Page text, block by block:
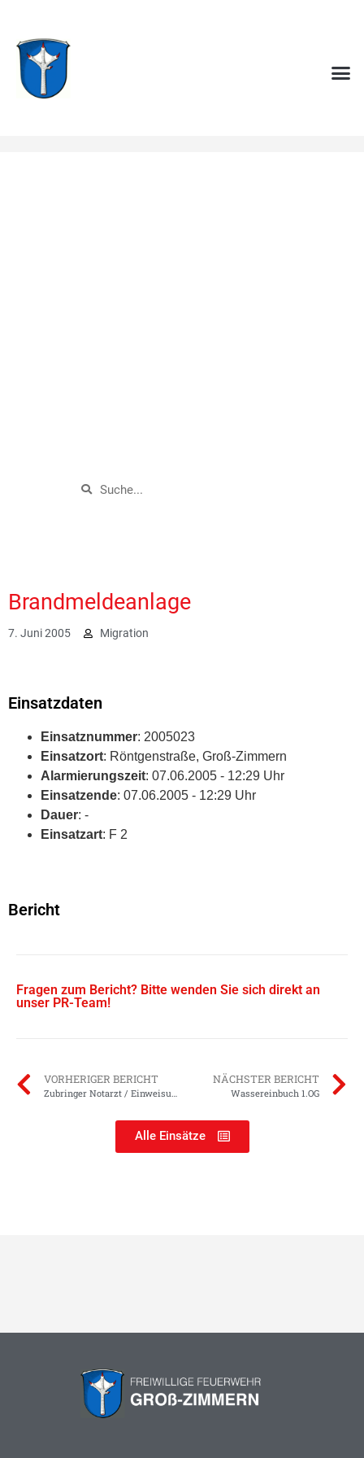
Brandmeldeanlage
7. Juni 2005 Migration
Einsatzdaten
Einsatznummer: 2005023
Einsatzort: Röntgenstraße, Groß-Zimmern
Alarmierungszeit: 07.06.2005 - 12:29 Uhr
Einsatzende: 07.06.2005 - 12:29 Uhr
Dauer: -
Einsatzart: F 2
Bericht
Fragen zum Bericht? Bitte wenden Sie sich direkt an
unser PR-Team!
VORHERIGER BERICHT
Zubringer Notarzt / Einweisung RTH
NÄCHSTER BERICHT
Wassereinbuch 1.OG
Alle Einsätze